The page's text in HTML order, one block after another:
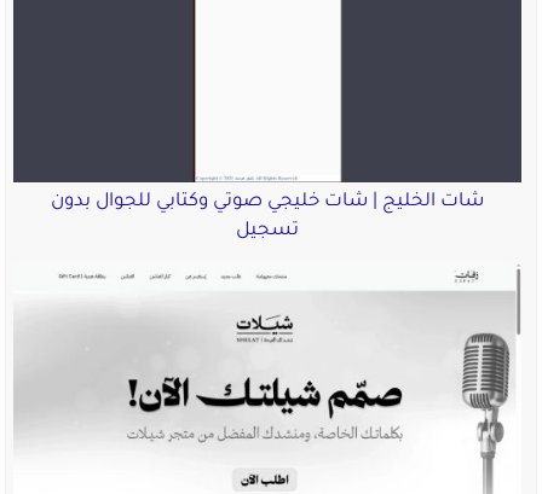
شات الخليج | شات خليجي صوتي وكتابي للجوال بدون
تسجيل